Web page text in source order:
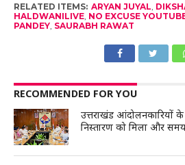
RELATED ITEMS: ARYAN JUYAL
HALDWANILIVE, NO EXCUSE
PANDEY, SAURABH RAWAT
RECOMMENDED FOR YOU
उत्तराखंड
निस्तारण को मिला और